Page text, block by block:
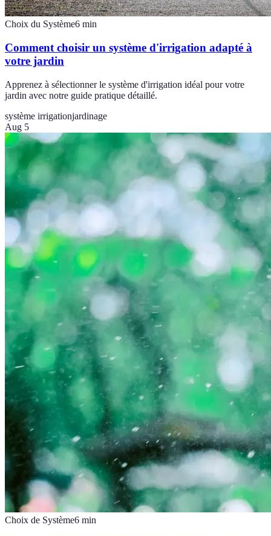
Choix du Système6 min
Comment choisir un système d'irrigation adapté à
votre jardin
Apprenez à sélectionner le système d'irrigation idéal pour votre
jardin avec notre guide pratique détaillé.
système irrigationjardinage
Aug 5
Choix de Système6 min